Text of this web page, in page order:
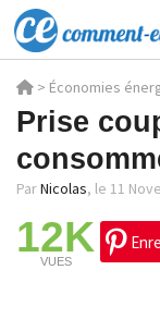
> Économies
Prise
ParNicolas, le 11
12K
VUES